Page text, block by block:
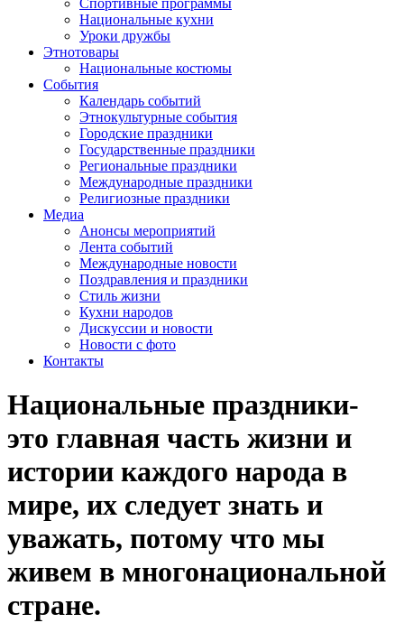
Спортивные программы
Национальные кухни
Уроки дружбы
Этнотовары
Национальные костюмы
События
Календарь событий
Этнокультурные события
Городские праздники
Государственные праздники
Региональные праздники
Международные праздники
Религиозные праздники
Медиа
Анонсы мероприятий
Лента событий
Международные новости
Поздравления и праздники
Cтиль жизни
Кухни народов
Дискуссии и новости
Новости с фото
Контакты
Национальные праздники-
это главная часть жизни и
истории каждого народа в
мире, их следует знать и
уважать, потому что мы
живем в многонациональной
стране.